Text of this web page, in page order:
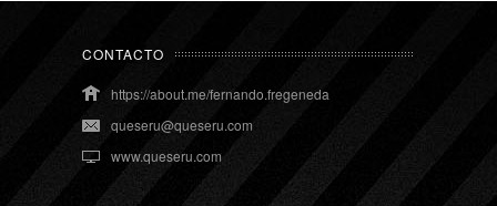
CONTACTO
https://about.me/fernando.fregeneda
queseru@queseru.com
www.queseru.com